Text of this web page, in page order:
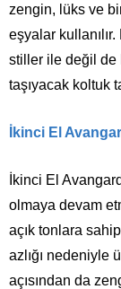
zengin, lüks ve
eşyalar kullanılır.
stiller ile değil de
taşıyacak koltuk
İkinci El
İkinci El
olmaya devam
açık tonlara
azlığı nedeniyle
açısından da